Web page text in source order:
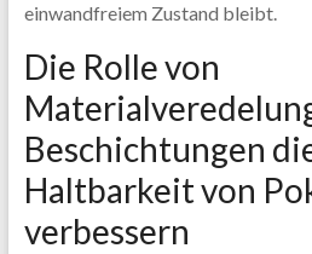
einwandfreiem Zustand bleibt.
Die Rolle von
Beschichtungen
Haltbarkeit von
verbessern